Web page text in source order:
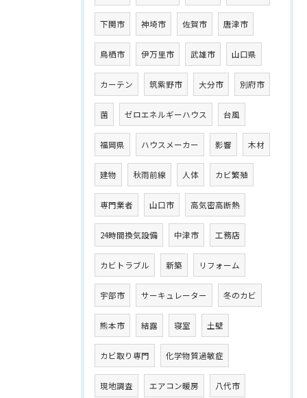
下関市 神埼市 佐賀市 唐津市
鳥栖市 伊万里市 武雄市 山口県
カーテン 筑紫野市 大分市 別府市
菌 ゼロエネルギーハウス 台風
福岡県 ハウスメーカー 影響 木材
建物 秋雨前線 人体 カビ繁殖
専門業者 山口市 高気密高断熱
24時間換気設備 中津市 工務店
カビトラブル 新築 リフォーム
宇部市 サーキュレーター 冬のカビ
熊本市 結露 寝室 土壁
カビ取り専門 化学物質過敏症
現地調査 エアコン暖房 八代市